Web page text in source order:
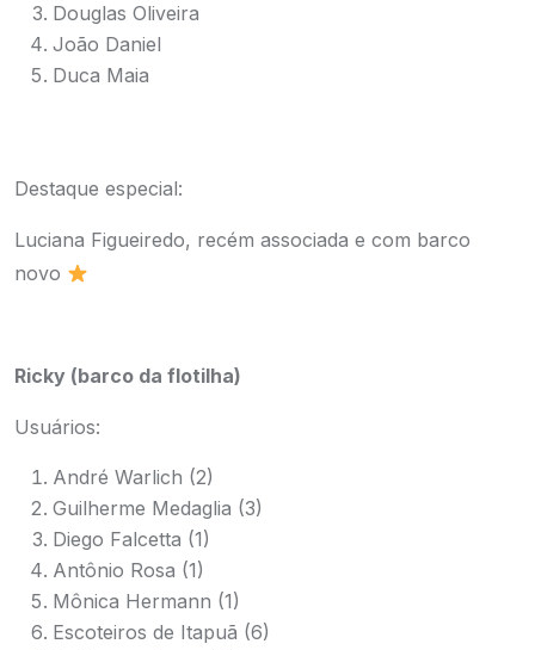
Douglas Oliveira
João Daniel
Duca Maia
Destaque especial:
Luciana Figueiredo, recém associada e com barco
novo
Ricky (barco da flotilha)
Usuários:
André Warlich (2)
Guilherme Medaglia (3)
Diego Falcetta (1)
Antônio Rosa (1)
Mônica Hermann (1)
Escoteiros de Itapuã (6)